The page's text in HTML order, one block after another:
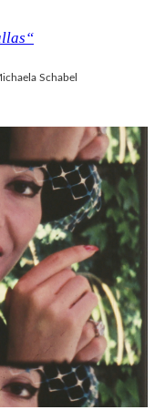
Schabel